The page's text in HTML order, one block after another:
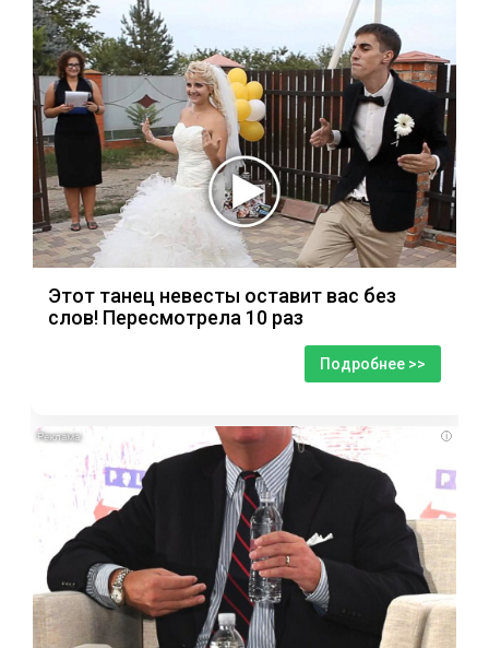
Этот танец невесты оставит вас без
слов! Пересмотрела 10 раз
Подробнее >>
i